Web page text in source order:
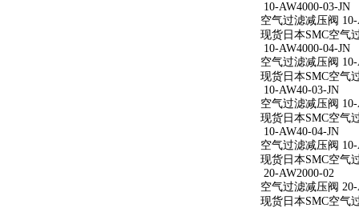
10-AW4000-03-JN
空气过滤减压阀 10-
现货日本SMC空气
10-AW4000-04-JN
空气过滤减压阀 10-
现货日本SMC空气
10-AW40-03-JN
空气过滤减压阀 10-
现货日本SMC空气
10-AW40-04-JN
空气过滤减压阀 10-
现货日本SMC空气
20-AW2000-02
空气过滤减压阀 20-
现货日本SMC空气